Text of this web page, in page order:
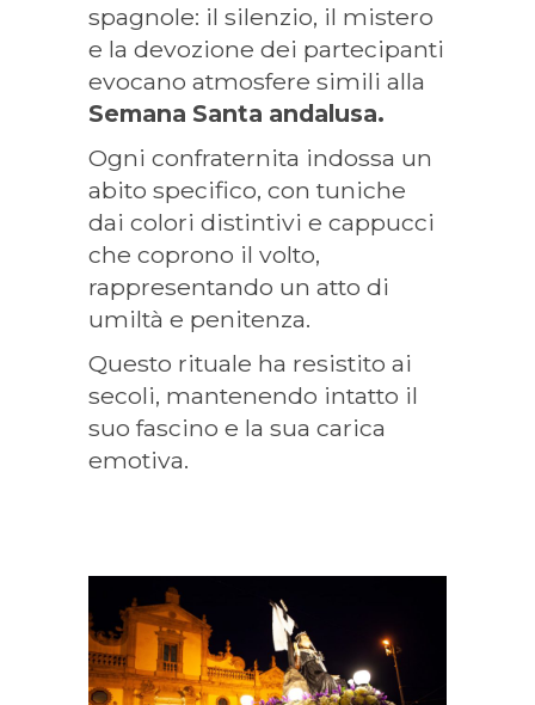
spagnole: il silenzio, il mistero
e la devozione dei partecipanti
evocano atmosfere simili alla
Semana Santa andalusa.
Ogni confraternita indossa un
abito specifico, con tuniche
dai colori distintivi e cappucci
che coprono il volto,
rappresentando un atto di
umiltà e penitenza.
Questo rituale ha resistito ai
secoli, mantenendo intatto il
suo fascino e la sua carica
emotiva.